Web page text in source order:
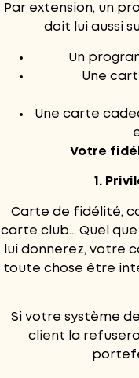
Par extension, un
doit lui aussi
Un
Une
Une carte
Votre
1.
Carte de fidélité,
carte club… Quel
lui donnerez, votre
toute chose être
Si votre système
client la